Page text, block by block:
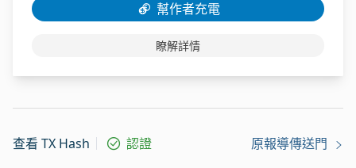
幫作者充電
瞭解詳情
查看 TX Hash 認證 原報導傳送門